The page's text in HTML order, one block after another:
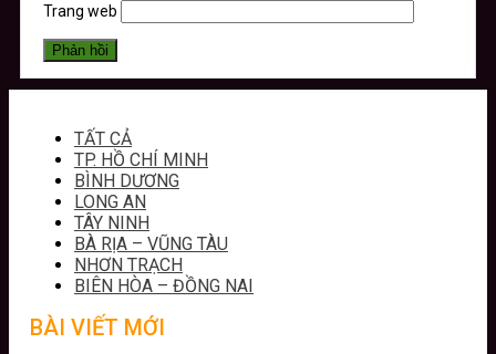
Trang web
TẤT CẢ
TP. HỒ CHÍ MINH
BÌNH DƯƠNG
LONG AN
TÂY NINH
BÀ RỊA – VŨNG TÀU
NHƠN TRẠCH
BIÊN HÒA – ĐỒNG NAI
BÀI VIẾT MỚI